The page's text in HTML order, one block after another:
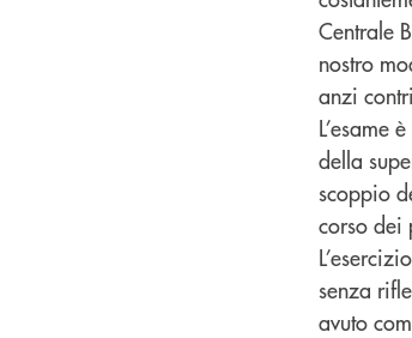
Centrale
nostro
anzi
L’esame
della
scoppio
corso dei
senza
avuto